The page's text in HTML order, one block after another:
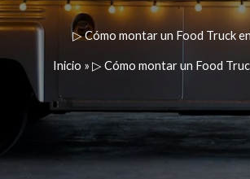
▷ Cómo montar un Food Truck
Inicio » ▷ Cómo montar un Food